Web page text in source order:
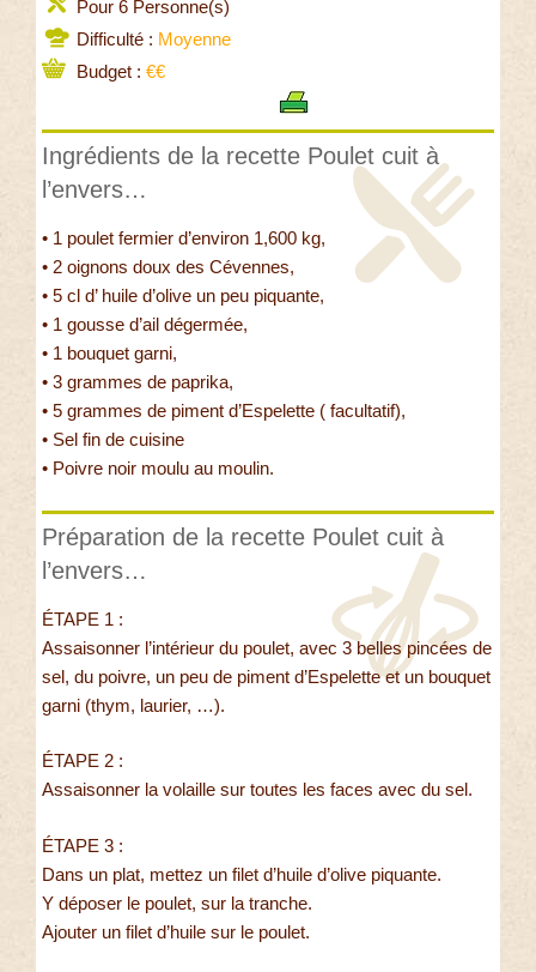
Pour 6 Personne(s)
Difficulté : Moyenne
Budget : €€
Ingrédients de la recette Poulet cuit à
l’envers…
• 1 poulet fermier d’environ 1,600 kg,
• 2 oignons doux des Cévennes,
• 5 cl d’ huile d’olive un peu piquante,
• 1 gousse d’ail dégermée,
• 1 bouquet garni,
• 3 grammes de paprika,
• 5 grammes de piment d’Espelette ( facultatif),
• Sel fin de cuisine
• Poivre noir moulu au moulin.
Préparation de la recette Poulet cuit à
l’envers…
ÉTAPE 1 :
Assaisonner l’intérieur du poulet, avec 3 belles pincées de
sel, du poivre, un peu de piment d’Espelette et un bouquet
garni (thym, laurier, …).
ÉTAPE 2 :
Assaisonner la volaille sur toutes les faces avec du sel.
ÉTAPE 3 :
Dans un plat, mettez un filet d’huile d’olive piquante.
Y déposer le poulet, sur la tranche.
Ajouter un filet d’huile sur le poulet.